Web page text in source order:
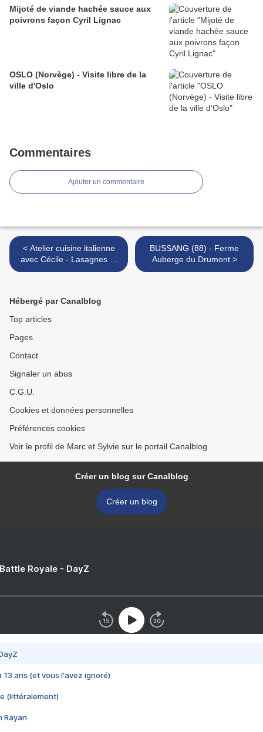
Mijoté de viande hachée sauce aux
poivrons façon Cyril Lignac
OSLO (Norvège) - Visite libre de la
ville d'Oslo
Commentaires
Ajouter un commentaire
< Atelier cuisine italienne
avec Cécile - Lasagnes et
tagliatelles
BUSSANG (88) - Ferme
Auberge du Drumont >
Hébergé par Canalblog
Top articles
Pages
Contact
Signaler un abus
C.G.U.
Cookies et données personnelles
Préférences cookies
Voir le profil de Marc et Sylvie sur le portail Canalblog
Créer un blog sur Canalblog
Créer un blog
Royale - DayZ
13 ans (et vous l'avez ignoré)
(littéralement)
Rayan